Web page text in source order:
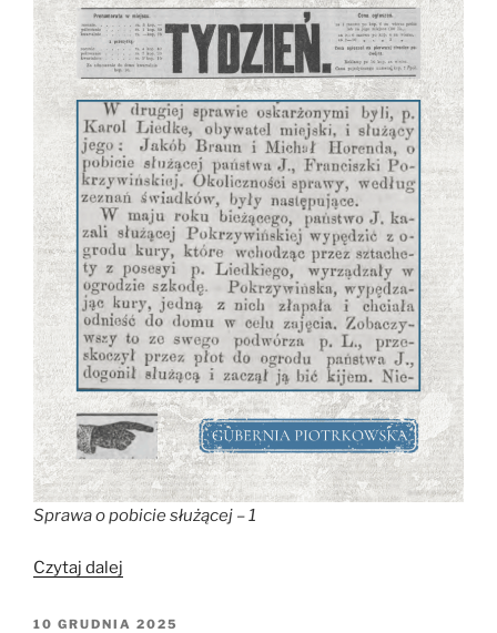
Sprawa o pobicie służącej – 1
Czytaj dalej
pan
OPUBLIKOWANE
10 GRUDNIA 2025